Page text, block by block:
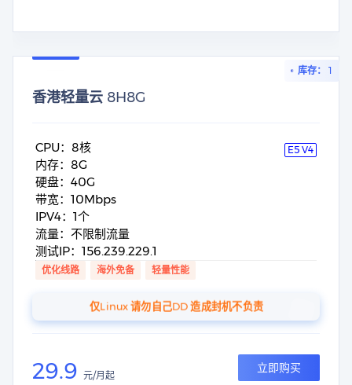
库存： 1
香港轻量云 8H8G
CPU：8核 E5 V4
内存：8G
硬盘：40G
带宽：10Mbps
IPV4：1个
流量：不限制流量
测试IP：156.239.229.1
优化线路 海外免备 轻量性能
仅Linux 请勿自己DD 造成封机不负责
29.9 元/月起
立即购买